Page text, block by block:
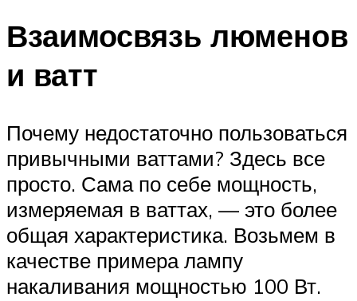
Взаимосвязь люменов
и ватт
Почему недостаточно пользоваться
привычными ваттами? Здесь все
просто. Сама по себе мощность,
измеряемая в ваттах, — это более
общая характеристика. Возьмем в
качестве примера лампу
накаливания мощностью 100 Вт.